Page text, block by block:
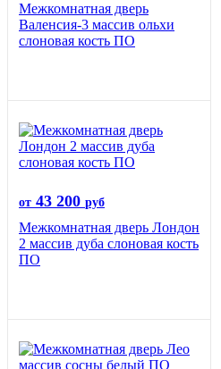
Межкомнатная дверь
Валенсия-3 массив ольхи
слоновая кость ПО
от 43 200 руб
Межкомнатная дверь Лондон
2 массив дуба слоновая кость
ПО